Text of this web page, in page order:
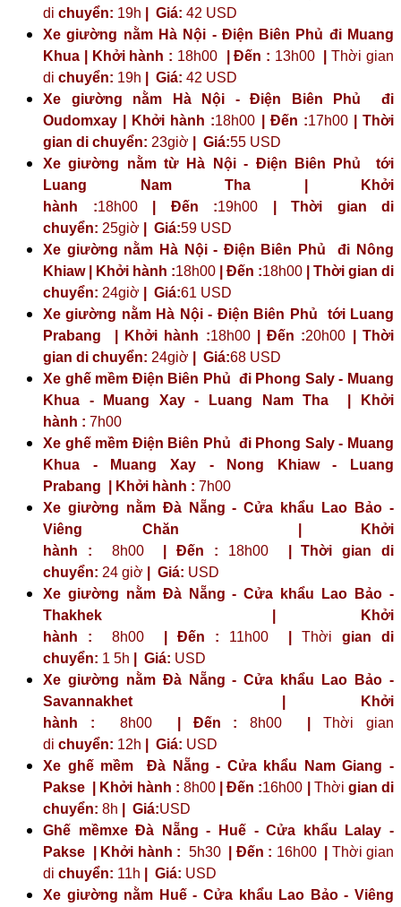
di chuyển: 19h Giá: 42 USD
Xe giường nằm Hà Nội - Điện Biên Phủ đi Muang
Khua | Khởi hành : 18h00| Đến : 13h00|Thời gian
di chuyển: 19h Giá: 42 USD
Xe giường nằm Hà Nội - Điện Biên Phủ đi
Oudomxay | Khởi hành :18h00 | Đến :17h00| Thời
gian di chuyển: 23giờ | Giá:55 USD
Xe giường nằm từ Hà Nội - Điện Biên Phủ tới
Luang Nam Tha | Khởi
hành :18h00| Đến :19h00 | Thời gian di
chuyển: 25giờ | Giá:59 USD
Xe giường nằm Hà Nội - Điện Biên Phủ đi Nông
Khiaw | Khởi hành :18h00 | Đến :18h00 | Thời gian di
chuyển: 24giờ | Giá:61 USD
Xe giường nằm Hà Nội - Điện Biên Phủ tới Luang
Prabang | Khởi hành :18h00| Đến :20h00 | Thời
gian di chuyển: 24giờ | Giá:68 USD
Xe ghế mềm Điện Biên Phủ đi Phong Saly - Muang
Khua - Muang Xay - Luang Nam Tha | Khởi
hành : 7h00
Xe ghế mềm Điện Biên Phủ đi Phong Saly - Muang
Khua - Muang Xay - Nong Khiaw - Luang
Prabang | Khởi hành : 7h00
Xe giường nằm Đà Nẵng - Cửa khẩu Lao Bảo -
Viêng Chăn | Khởi
hành : 8h00| Đến : 18h00| Thời gian di
chuyển: 24 giờ | Giá: USD
Xe giường nằm Đà Nẵng - Cửa khẩu Lao Bảo -
Thakhek | Khởi
hành : 8h00 | Đến : 11h00 Thời gian di
chuyển: 1 5h Giá: USD
Xe giường nằm Đà Nẵng - Cửa khẩu Lao Bảo -
Savannakhet | Khởi
hành : 8h00| Đến : 8h00 |Thời gian
di chuyển: 12h Giá: USD
Xe ghế mềm Đà Nẵng - Cửa khẩu Nam Giang -
Pakse | Khởi hành : 8h00| Đến :16h00 Thời gian di
chuyển: 8h Giá:USD
Ghế mềmxe Đà Nẵng - Huế - Cửa khẩu Lalay -
Pakse | Khởi hành : 5h30| Đến : 16h00| Thời gian
di chuyển: 11h Giá: USD
Xe giường nằm Huế - Cửa khẩu Lao Bảo - Viêng